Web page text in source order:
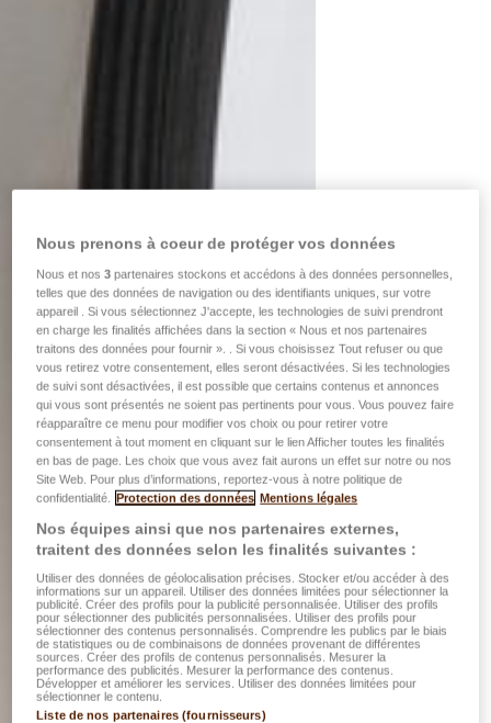
Nous prenons à coeur de protéger vos données
Nous et nos3 partenaires stockons et accédons à des données personnelles,
telles que des données de navigation ou des identifiants uniques, sur votre
appareil . Si vous sélectionnez J'accepte, les technologies de suivi prendront
en charge les finalités affichées dans la section « Nous et nos partenaires
traitons des données pour fournir ». . Si vous choisissez Tout refuser ou que
vous retirez votre consentement, elles seront désactivées. Si les technologies
de suivi sont désactivées, il est possible que certains contenus et annonces
qui vous sont présentés ne soient pas pertinents pour vous. Vous pouvez faire
réapparaître ce menu pour modifier vos choix ou pour retirer votre
consentement à tout moment en cliquant sur le lien Afficher toutes les finalités
en bas de page. Les choix que vous avez fait aurons un effet sur notre ou nos
Site Web. Pour plus d’informations, reportez-vous à notre politique de
confidentialité.
Protection des données Mentions légales
Nos équipes ainsi que nos partenaires externes,
traitent des données selon les finalités suivantes :
Utiliser des données de géolocalisation précises. Stocker et/ou accéder à des
informations sur un appareil. Utiliser des données limitées pour sélectionner la
publicité. Créer des profils pour la publicité personnalisée. Utiliser des profils
pour sélectionner des publicités personnalisées. Utiliser des profils pour
sélectionner des contenus personnalisés. Comprendre les publics par le biais
de statistiques ou de combinaisons de données provenant de différentes
sources. Créer des profils de contenus personnalisés. Mesurer la
performance des publicités. Mesurer la performance des contenus.
Développer et améliorer les services. Utiliser des données limitées pour
sélectionner le contenu.
Liste de nos partenaires (fournisseurs)